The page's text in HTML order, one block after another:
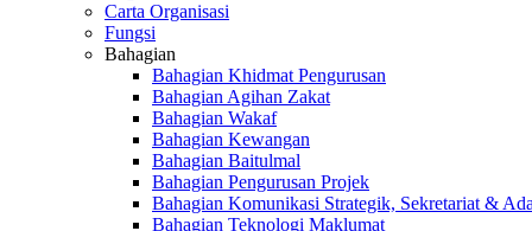
Carta Organisasi
Fungsi
Bahagian
Bahagian Khidmat Pengurusan
Bahagian Agihan Zakat
Bahagian Wakaf
Bahagian Kewangan
Bahagian Baitulmal
Bahagian Pengurusan Projek
Bahagian Komunikasi Strategik, Sekretariat &
Bahagian Teknologi Maklumat